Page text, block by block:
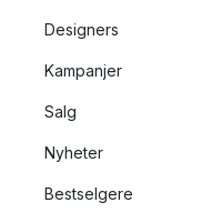
Designers
Kampanjer
Salg
Nyheter
Bestselgere